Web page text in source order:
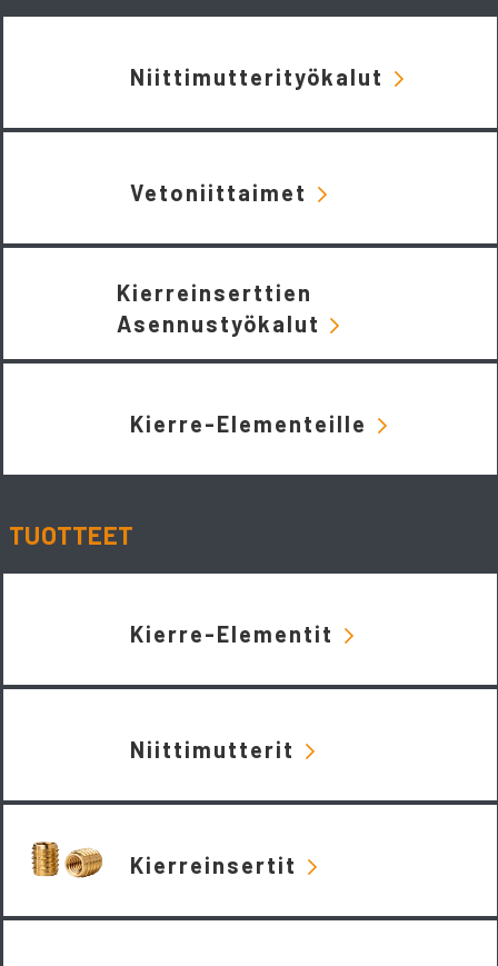
Niittimutterityökalut
Vetoniittaimet
Kierreinserttien
Asennustyökalut
Kierre-Elementeille
TUOTTEET
Kierre-Elementit
Niittimutterit
Kierreinsertit